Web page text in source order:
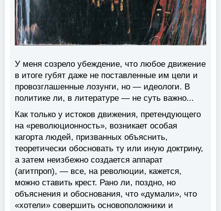
У меня созрело убеждение, что любое движение
в итоге губят даже не поставленные им цели и
провозглашенные лозунги, но — идеологи. В
политике ли, в литературе — не суть важно...
Как только у истоков движения, претендующего
на «революционность», возникает особая
кагорта людей, призванных объяснить,
теоретически обосновать ту или иную доктрину,
а затем неизбежно создается аппарат
(агитпроп), — все, на революции, кажется,
можно ставить крест. Рано ли, поздно, но
объяснения и обоснования, что «думали», что
«хотели» совершить основоположники и